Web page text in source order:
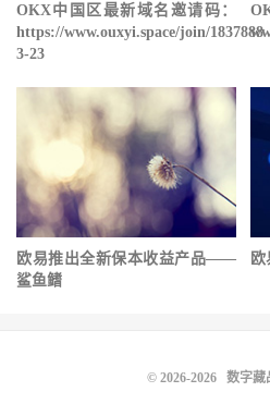
OKX中国区最新域名邀请码：
https://www.ouxyi.space/join/1837888
3-23
欧易推出全新保本收益产品——
鲨鱼鳍
© 2026-2026 数字藏